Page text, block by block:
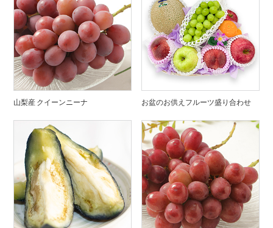
山梨産 クイーンニーナ お盆のお供えフルーツ盛り合わせ